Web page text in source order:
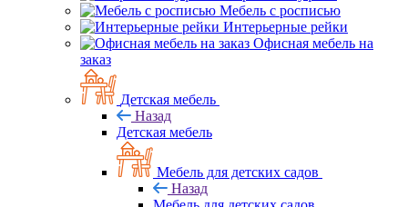
Мебель с росписью
Интерьерные рейки
Офисная мебель на
заказ
Детская мебель
Назад
Детская мебель
Мебель для детских садов
Назад